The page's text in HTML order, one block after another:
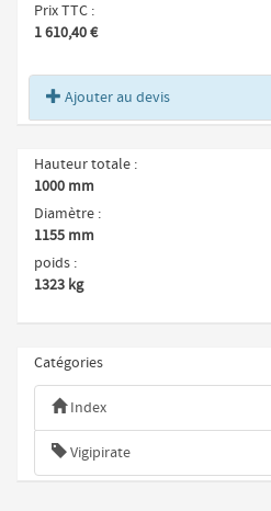
Prix TTC
1 610,40 €
Ajouter au devis
Hauteur totale
1000 mm
Diamètre
1155 mm
poids
1323 kg
Catégories
Index
Vigipirate